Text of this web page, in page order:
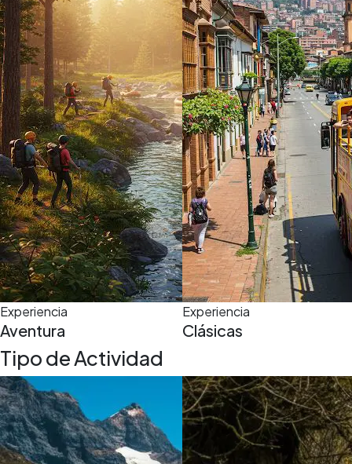
5,0(5)
11 h
Experiencia
Aventura
Experiencia
Clásicas
Tipo de Actividad